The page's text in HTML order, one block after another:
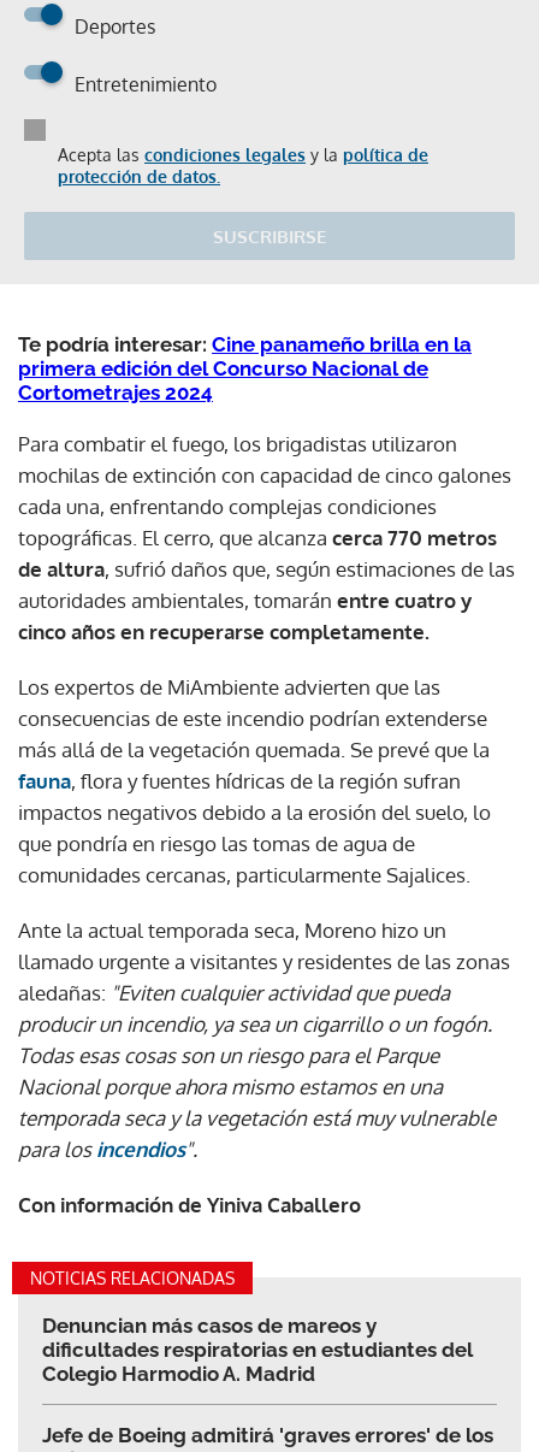
Deportes
Entretenimiento
Acepta las condiciones legales y la política de
protección de datos.
SUSCRIBIRSE
Te podría interesar: Cine panameño brilla en la
primera edición del Concurso Nacional de
Cortometrajes 2024
Para combatir el fuego, los brigadistas utilizaron
mochilas de extinción con capacidad de cinco galones
cada una, enfrentando complejas condiciones
topográficas. El cerro, que alcanza cerca 770 metros
de altura, sufrió daños que, según estimaciones de las
autoridades ambientales, tomarán entre cuatro y
cinco años en recuperarse completamente.
Los expertos de MiAmbiente advierten que las
consecuencias de este incendio podrían extenderse
más allá de la vegetación quemada. Se prevé que la
fauna, flora y fuentes hídricas de la región sufran
impactos negativos debido a la erosión del suelo, lo
que pondría en riesgo las tomas de agua de
comunidades cercanas, particularmente Sajalices.
Ante la actual temporada seca, Moreno hizo un
llamado urgente a visitantes y residentes de las zonas
aledañas: "Eviten cualquier actividad que pueda
producir un incendio, ya sea un cigarrillo o un fogón.
Todas esas cosas son un riesgo para el Parque
Nacional porque ahora mismo estamos en una
temporada seca y la vegetación está muy vulnerable
para losincendios".
Con información de Yiniva Caballero
NOTICIAS RELACIONADAS
Denuncian más casos de mareos y
dificultades respiratorias en estudiantes del
Colegio Harmodio A. Madrid
Jefe de Boeing admitirá 'graves errores' de los